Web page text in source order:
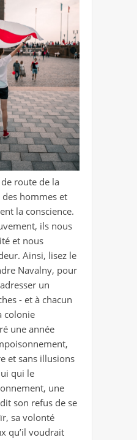
route de la
hommes et
la conscience.
ils nous
et nous
Ainsi, lisez le
Navalny, pour
un
- et à chacun
colonie
une année
et sans illusions
qui le
une
son refus de se
sa volonté
qu’il voudrait